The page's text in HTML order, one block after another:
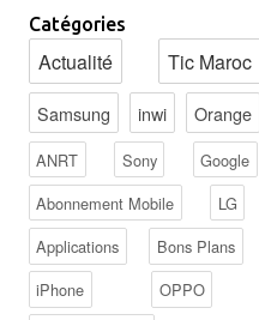
Catégories
Actualité Tic Maroc
Samsung inwi Orange
ANRT Sony Google
Abonnement Mobile
LG
Applications
Bons Plans
iPhone
OPPO